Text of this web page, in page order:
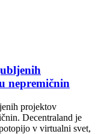
nepremičnin
projektov
Decentraland je
v virtualni svet,